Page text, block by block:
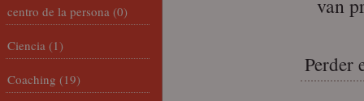
van
Perder
centro de la persona (0)
Ciencia (1)
Coaching (19)